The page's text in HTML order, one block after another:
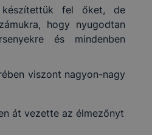
készítettük fel őket, de
hogy nyugodtan
és mindenben
viszont nagyon-nagy
át vezette az élmezőnyt